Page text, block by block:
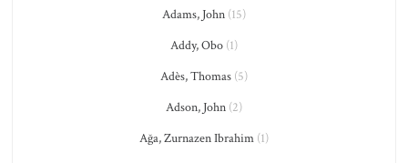
Adams, John (15)
Addy, Obo (1)
Adès, Thomas (5)
Adson, John (2)
Ağa, Zurnazen Ibrahim (1)